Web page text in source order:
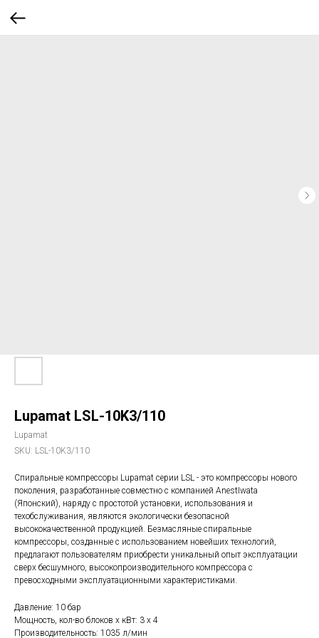
Lupamat LSL-10K3/110
Lupamat
SKU: LSL-10K3/110
Спиральные компрессоры Lupamat серии LSL - это компрессоры нового
поколения, разработанные совместно с компанией AnestIwata
(Японский), наряду с простотой установки, использования и
техобслуживания, являются экологически безопасной
высококачественной продукцией. Безмасляные спиральные
компрессоры, созданные с использованием новейших технологий,
предлагают пользователям приобрести уникальный опыт эксплуатации
сверх бесшумного, высокопроизводительного компрессора с
превосходными эксплуатационными характеристиками.
Давление: 10 бар
Мощность, кол-во блоков х кВт: 3 х 4
Производительность: 1035 л/мин